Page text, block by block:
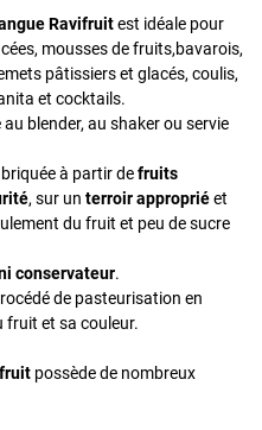
Ravifruitest idéale pour
mousses de fruits,bavarois,
pâtissiers et glacés, coulis,
et cocktails.
blender, au shaker ou servie
à partir defruits
, sur un terroir appropriéet
du fruit et peu de sucre
conservateur.
de pasteurisation en
fruit et sa couleur.
possède de nombreux